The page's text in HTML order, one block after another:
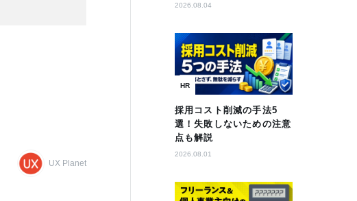
UX Planet
2026.08.04
HR
採用コスト削減の手法5
選！失敗しないための注意
点も解説
2026.08.01